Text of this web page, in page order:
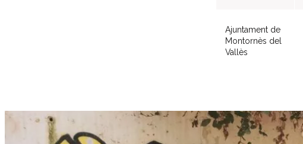
Ajuntament de
Montornès del
Vallès